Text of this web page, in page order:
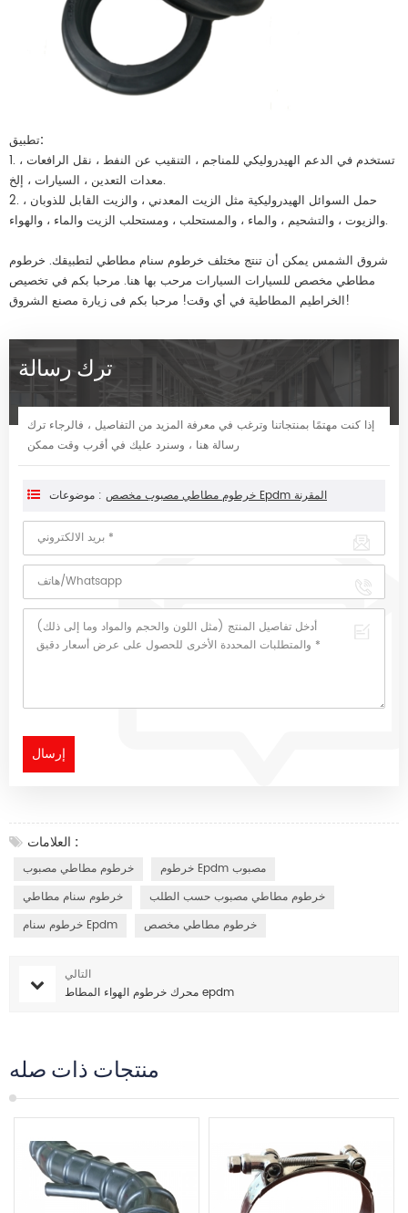
تطبيق:
1. تستخدم في الدعم الهيدروليكي للمناجم ، التنقيب عن النفط ، نقل الرافعات ،
معدات التعدين ، السيارات ، إلخ.
2. حمل السوائل الهيدروليكية مثل الزيت المعدني ، والزيت القابل للذوبان ،
والزيوت ، والتشحيم ، والماء ، والمستحلب ، ومستحلب الزيت والماء ، والهواء.
شروق الشمس يمكن أن تنتج مختلف خرطوم سنام مطاطي لتطبيقك. خرطوم
مطاطي مخصص للسيارات السيارات مرحب بها هنا. مرحبا بكم في تخصيص
الخراطيم المطاطية في أي وقت! مرحبا بكم فى زيارة مصنع الشروق!
ترك رسالة
إذا كنت مهتمًا بمنتجاتنا وترغب في معرفة المزيد من التفاصيل ، فالرجاء ترك
رسالة هنا ، وسنرد عليك في أقرب وقت ممكن
موضوعات : خرطوم مطاطي مصبوب مخصص Epdm المقرنة
العلامات :
خرطوم مطاطي مصبوب
خرطوم Epdm مصبوب
خرطوم سنام مطاطي
خرطوم مطاطي مصبوب حسب الطلب
خرطوم سنام Epdm
خرطوم مطاطي مخصص
التالي
محرك خرطوم الهواء المطاط epdm
منتجات ذات صله